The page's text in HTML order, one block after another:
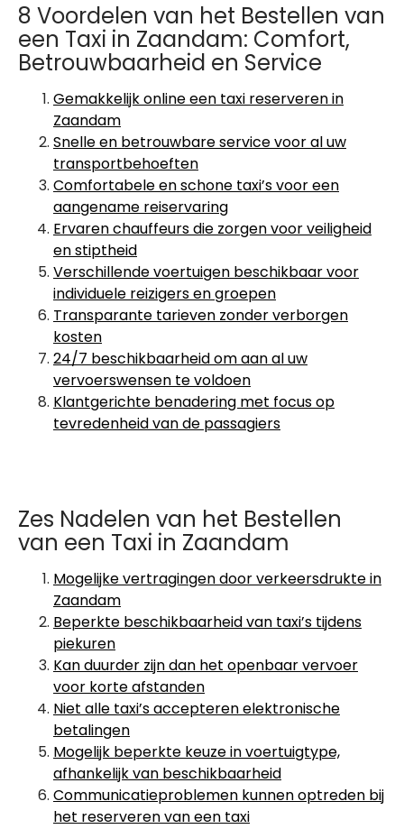
8 Voordelen van het Bestellen van
een Taxi in Zaandam: Comfort,
Betrouwbaarheid en Service
Gemakkelijk online een taxi reserveren in
Zaandam
Snelle en betrouwbare service voor al uw
transportbehoeften
Comfortabele en schone taxi’s voor een
aangename reiservaring
Ervaren chauffeurs die zorgen voor veiligheid
en stiptheid
Verschillende voertuigen beschikbaar voor
individuele reizigers en groepen
Transparante tarieven zonder verborgen
kosten
24/7 beschikbaarheid om aan al uw
vervoerswensen te voldoen
Klantgerichte benadering met focus op
tevredenheid van de passagiers
Zes Nadelen van het Bestellen
van een Taxi in Zaandam
Mogelijke vertragingen door verkeersdrukte in
Zaandam
Beperkte beschikbaarheid van taxi’s tijdens
piekuren
Kan duurder zijn dan het openbaar vervoer
voor korte afstanden
Niet alle taxi’s accepteren elektronische
betalingen
Mogelijk beperkte keuze in voertuigtype,
afhankelijk van beschikbaarheid
Communicatieproblemen kunnen optreden bij
het reserveren van een taxi